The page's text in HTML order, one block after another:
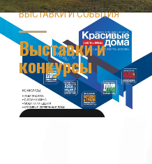
УЗНАТЬ БОЛЬШЕ
ВЫСТАВКИ И СОБЫТИЯ
Выставки и
конкурсы
ПОЛУЧИТЬ БИЛЕТ